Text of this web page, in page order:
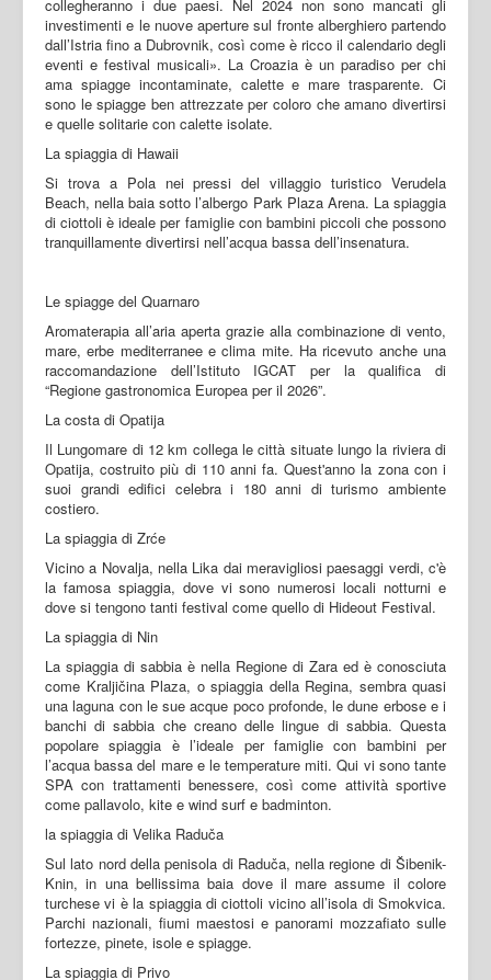
collegheranno i due paesi. Nel 2024 non sono mancati gli
investimenti e le nuove aperture sul fronte alberghiero partendo
dall’Istria fino a Dubrovnik, così come è ricco il calendario degli
eventi e festival musicali». La Croazia è un paradiso per chi
ama spiagge incontaminate, calette e mare trasparente. Ci
sono le spiagge ben attrezzate per coloro che amano divertirsi
e quelle solitarie con calette isolate.
La spiaggia di Hawaii
Si trova a Pola nei pressi del villaggio turistico Verudela
Beach, nella baia sotto l’albergo Park Plaza Arena. La spiaggia
di ciottoli è ideale per famiglie con bambini piccoli che possono
tranquillamente divertirsi nell’acqua bassa dell’insenatura.
Le spiagge del Quarnaro
Aromaterapia all’aria aperta grazie alla combinazione di vento,
mare, erbe mediterranee e clima mite. Ha ricevuto anche una
raccomandazione dell’Istituto IGCAT per la qualifica di
“Regione gastronomica Europea per il 2026”.
La costa di Opatija
Il Lungomare di 12 km collega le città situate lungo la riviera di
Opatija, costruito più di 110 anni fa. Quest'anno la zona con i
suoi grandi edifici celebra i 180 anni di turismo ambiente
costiero.
La spiaggia di Zrće
Vicino a Novalja, nella Lika dai meravigliosi paesaggi verdi, c'è
la famosa spiaggia, dove vi sono numerosi locali notturni e
dove si tengono tanti festival come quello di Hideout Festival.
La spiaggia di Nin
La spiaggia di sabbia è nella Regione di Zara ed è conosciuta
come Kraljičina Plaza, o spiaggia della Regina, sembra quasi
una laguna con le sue acque poco profonde, le dune erbose e i
banchi di sabbia che creano delle lingue di sabbia. Questa
popolare spiaggia è l’ideale per famiglie con bambini per
l’acqua bassa del mare e le temperature miti. Qui vi sono tante
SPA con trattamenti benessere, così come attività sportive
come pallavolo, kite e wind surf e badminton.
la spiaggia di Velika Raduča
Sul lato nord della penisola di Raduča, nella regione di Šibenik-
Knin, in una bellissima baia dove il mare assume il colore
turchese vi è la spiaggia di ciottoli vicino all’isola di Smokvica.
Parchi nazionali, fiumi maestosi e panorami mozzafiato sulle
fortezze, pinete, isole e spiagge.
La spiaggia di Privo